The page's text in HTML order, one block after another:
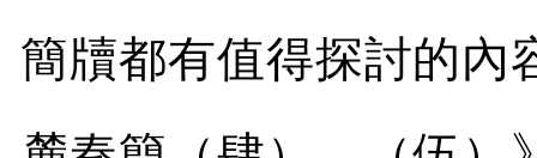
簡牘都有值得探討的內